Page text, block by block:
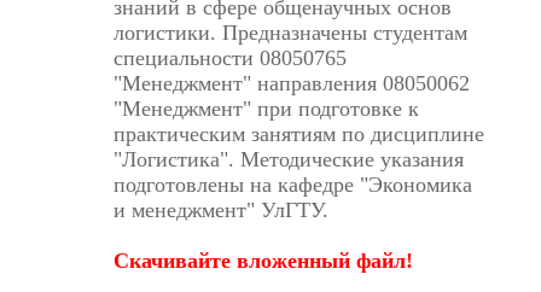
знаний в сфере общенаучных основ
логистики. Предназначены студентам
специальности 08050765
"Менеджмент" направления 08050062
"Менеджмент" при подготовке к
практическим занятиям по дисциплине
"Логистика". Методические указания
подготовлены на кафедре "Экономика
и менеджмент" УлГТУ.
Скачивайте вложенный файл!